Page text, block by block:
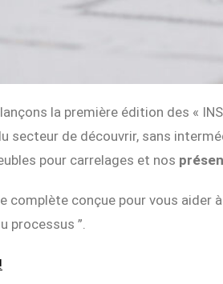
la première édition des «
secteur de découvrir, sans
pour carrelages et nos
complète conçue pour vous
processus ”.